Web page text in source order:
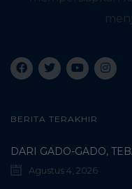
BERITA TERAKHIR
Agustus 4, 2026